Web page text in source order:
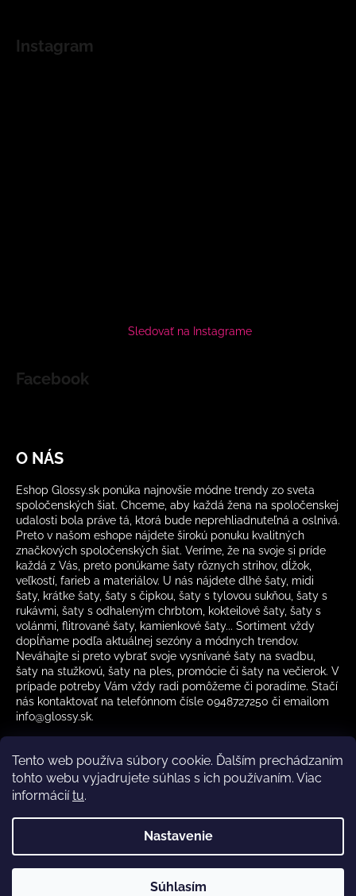
Tento web používa súbory cookie. Ďalším prechádzaním
tohto webu vyjadrujete súhlas s ich používaním. Viac
informáciítu.
Nastavenie
Súhlasím
Instagram
Sledovať na Instagrame
Facebook
O NÁS
Eshop Glossy.sk ponúka najnovšie módne trendy zo sveta
spoločenských šiat. Chceme, aby každá žena na spoločenskej
udalosti bola práve tá, ktorá bude neprehliadnuteľná a oslnivá.
Preto v našom eshope nájdete širokú ponuku kvalitných
značkových spoločenských šiat. Veríme, že na svoje si príde
každá z Vás, preto ponúkame šaty rôznych strihov, dĺžok,
veľkostí, farieb a materiálov. U nás nájdete dlhé šaty, midi
šaty, krátke šaty, šaty s čipkou, šaty s tylovou sukňou, šaty s
rukávmi, šaty s odhaleným chrbtom, kokteilové šaty, šaty s
volánmi, flitrované šaty, kamienkové šaty... Sortiment vždy
dopĺňame podľa aktuálnej sezóny a módnych trendov.
Neváhajte si preto vybrať svoje vysnívané šaty na svadbu,
šaty na stužkovú, šaty na ples, promócie či šaty na večierok. V
prípade potreby Vám vždy radi pomôžeme či poradíme. Stačí
nás kontaktovať na telefónnom čísle 0948727250 či emailom
info@glossy.sk.
Kamenná predajňa otváracia doba CZ
Glossy.sk. Všetky práva vyhradené.